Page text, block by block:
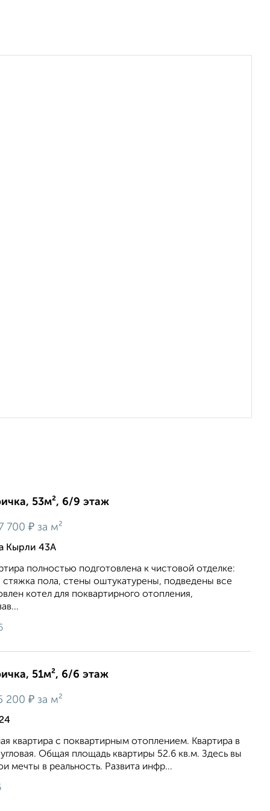
53м², 6/9 этаж
700 ₽ за м²
Кырли 43А
полностью подготовлена к чистовой отделке:
пола, стены оштукатурены, подведены все
котел для поквартирного отопления,
51м², 6/6 этаж
200 ₽ за м²
квартира с поквартирным отоплением. Квартира в
Общая площадь квартиры 52.6 кв.м. Здесь вы
мечты в реальность. Pазвита инфр...